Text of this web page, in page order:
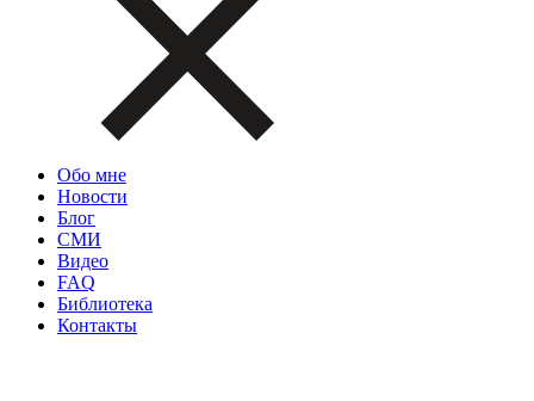
Обо мне
Новости
Блог
СМИ
Видео
FAQ
Библиотека
Контакты